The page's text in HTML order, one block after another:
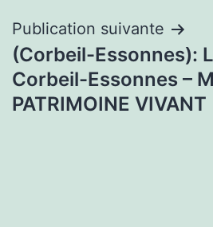
Publication suivante
(Corbeil-Essonnes):
Corbeil-Essonnes –
PATRIMOINE VIVANT